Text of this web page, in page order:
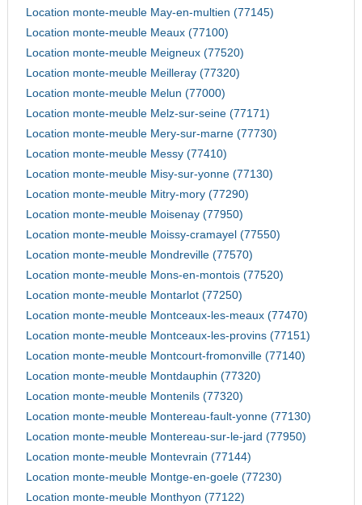
Location monte-meuble May-en-multien (77145)
Location monte-meuble Meaux (77100)
Location monte-meuble Meigneux (77520)
Location monte-meuble Meilleray (77320)
Location monte-meuble Melun (77000)
Location monte-meuble Melz-sur-seine (77171)
Location monte-meuble Mery-sur-marne (77730)
Location monte-meuble Messy (77410)
Location monte-meuble Misy-sur-yonne (77130)
Location monte-meuble Mitry-mory (77290)
Location monte-meuble Moisenay (77950)
Location monte-meuble Moissy-cramayel (77550)
Location monte-meuble Mondreville (77570)
Location monte-meuble Mons-en-montois (77520)
Location monte-meuble Montarlot (77250)
Location monte-meuble Montceaux-les-meaux (77470)
Location monte-meuble Montceaux-les-provins (77151)
Location monte-meuble Montcourt-fromonville (77140)
Location monte-meuble Montdauphin (77320)
Location monte-meuble Montenils (77320)
Location monte-meuble Montereau-fault-yonne (77130)
Location monte-meuble Montereau-sur-le-jard (77950)
Location monte-meuble Montevrain (77144)
Location monte-meuble Montge-en-goele (77230)
Location monte-meuble Monthyon (77122)